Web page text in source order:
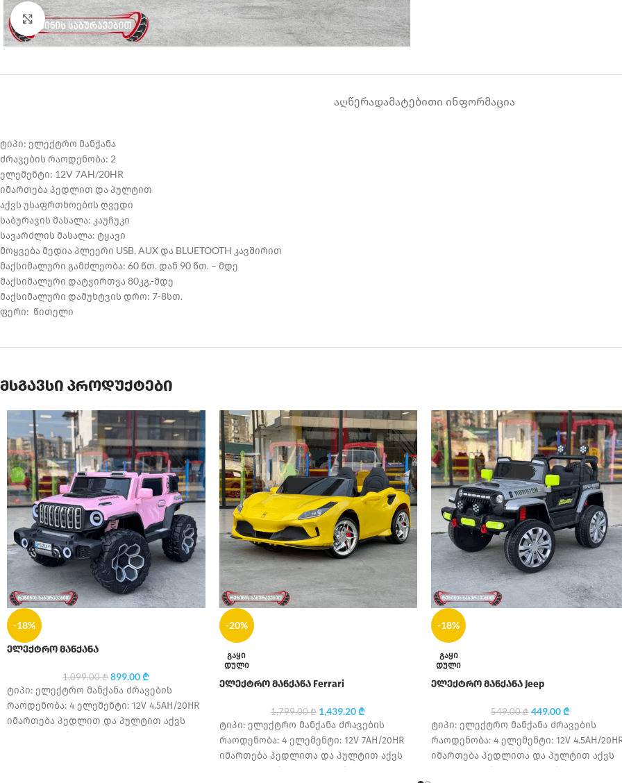
Click to enlarge
ᲐᲦᲬᲔᲠᲐᲓᲐᲛᲐᲢᲔᲑᲘᲗᲘ ᲘᲜᲤᲝᲠᲛᲐᲪᲘᲐ
ტიპი: ელექტრო მანქანა
ძრავების რაოდენობა: 2
ელემენტი: 12V 7AH/20HR
იმართება პედლით და პულტით
აქვს უსაფრთხოების ღვედი
საბურავის მასალა: კაუჩუკი
სავარძლის მასალა: ტყავი
მოყვება მედია პლეერი USB, AUX და BLUETOOTH კავშირით
მაქსიმალური გამძლეობა: 60 წთ. დან 90 წთ. – მდე
მაქსიმალური დატვირთვა 80კგ.-მდე
მაქსიმალური დამუხტვის დრო: 7-8სთ.
ფერი: წითელი
მსგავსი პროდუქტები
-18%
ელექტრო მანქანა
1,099.00₾ 899.00₾
ტიპი: ელექტრო მანქანა ძრავების
რაოდენობა: 4 ელემენტი: 12V 4.5AH/20HR
იმართება პედლით და პულტით აქვს
-20%
ᲒᲐᲧᲘ
ᲓᲣᲚᲘ
ელექტრო მანქანა Ferrari
1,799.00₾ 1,439.20₾
ტიპი: ელექტრო მანქანა ძრავების
რაოდენობა: 4 ელემენტი: 12V 7AH/20HR
იმართება პედლითა და პულტით აქვს
-18%
ᲒᲐᲧᲘ
ᲓᲣᲚᲘ
ელექტრო მანქანა Jeep
549.00₾ 449.00₾
ტიპი: ელექტრო მანქანა ძრავების
რაოდენობა: 4 ელემენტი: 12V 4.5AH/
იმართება პედლითა და პულტით აქვს